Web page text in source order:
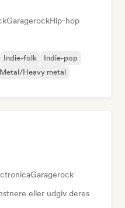
GaragerockHip-hop
Indie-folk
Indie-pop
Metal/Heavy metal
Garagerock
eller udgiv deres